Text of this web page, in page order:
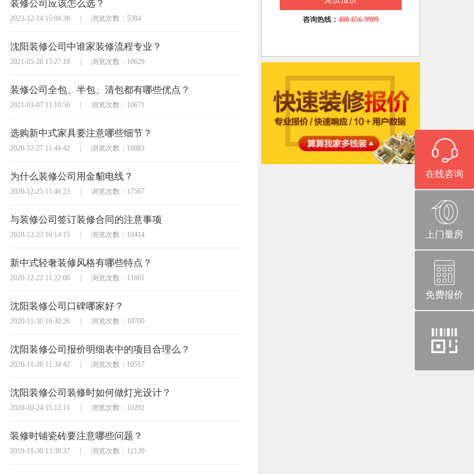
在线咨询
上门量房
免费报价
微
装修公司应该怎么选？
2023-12-14 15:04:38 浏览次数：5384
沈阳装修公司中谁家装修流程专业？
2021-05-26 15:27:19 浏览次数：10629
装修公司全包、半包、清包都有哪些优点？
2021-03-07 11:10:56 浏览次数：10671
选购新中式家具要注意哪些细节？
2020-12-27 11:44:42 浏览次数：10883
为什么装修公司用金貂电线？
2020-12-25 11:46:23 浏览次数：17567
与装修公司签订装修合同的注意事项
2020-12-23 16:14:15 浏览次数：10414
新中式轻奢装修风格有哪些特点？
2020-12-22 11:22:00 浏览次数：11601
沈阳装修公司口碑哪家好？
2020-11-30 16:30:26 浏览次数：10700
沈阳装修公司报价明细表中的项目合理么？
2020-11-26 11:34:42 浏览次数：10517
沈阳装修公司装修时如何做灯光设计？
2020-10-24 15:12:11 浏览次数：10292
装修时铺瓷砖要注意哪些问题？
2019-11-30 13:38:37 浏览次数：12120
咨询热线： 400-656-9909